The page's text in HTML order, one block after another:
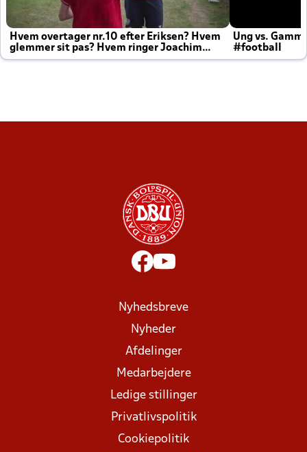
Hvem overtager nr.10 efter Eriksen? Hvem
glemmer sit pas? Hvem ringer Joachim
altid til efter kampe?
Ung vs.
#football
Nyhedsbreve
Nyheder
Afdelinger
Medarbejdere
Ledige stillinger
Privatlivspolitik
Cookiepolitik